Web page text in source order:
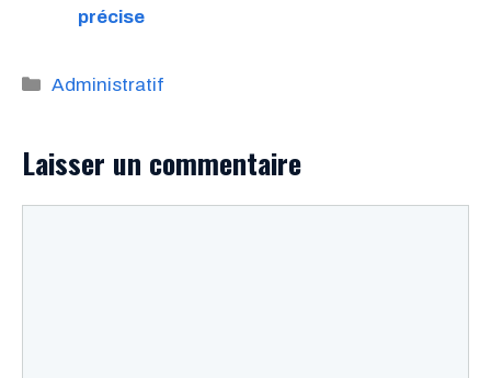
précise
Catégories
Administratif
Laisser un commentaire